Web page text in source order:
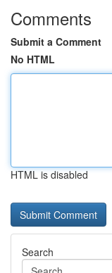
Comments
Submit a Comment
No HTML
HTML is disabled
Search